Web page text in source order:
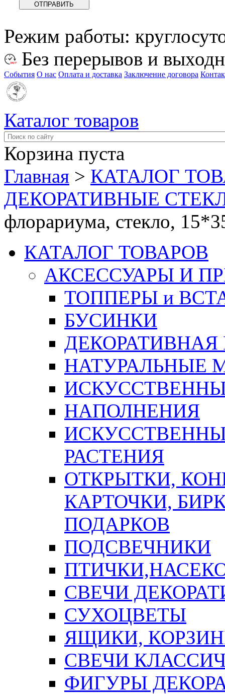
Режим работы:
Без перерывов и
События О нас Оплата и доставка Заключение договора
Каталог товаров
Корзина пуста
Главная > КАТАЛОГ
ДЕКОРАТИВНЫЕ
флорариума, стекло,
КАТАЛОГ ТОВАРОВ
АКСЕССУАРЫ И
ТОППЕРЫ и
БУСИНКИ
ДЕКОРАТИВНАЯ
НАТУРАЛЬНЫЕ
НАПОЛНЕНИЯ
РАСТЕНИЯ
ОТКРЫТКИ,
КАРТОЧКИ,
ПОДАРКОВ
ПОДСВЕЧНИКИ
СВЕЧИ
СУХОЦВЕТЫ
ЯЩИКИ,
СВЕЧИ
ФИГУРЫ